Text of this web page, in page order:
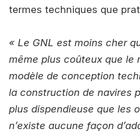
termes techniques que
« Le GNL est moins cher
même plus coûteux que le
modèle de conception
la construction de navires
plus dispendieuse que les
n’existe aucune façon